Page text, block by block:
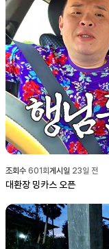
조회수 601회게시일 23일 전
대환장 밍카스 오픈